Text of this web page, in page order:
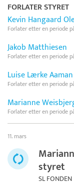
FORLATER STYRET
Kevin Hangaard
Forlater etter en periode
Jakob Matthiesen
Forlater etter en periode
Luise Lærke
Forlater etter en periode
Marianne
Forlater etter en periode
11. mars
styret
SL FONDEN